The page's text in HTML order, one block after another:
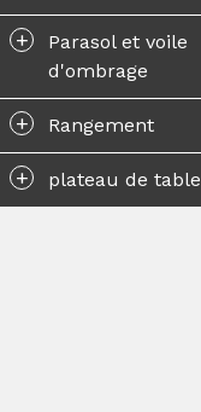
+
Parasol et voile
d'ombrage
+ Rangement
+ plateau de table